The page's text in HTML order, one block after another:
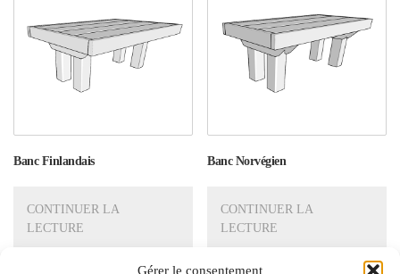
Gérer le consentement
Banc Finlandais
CONTINUER LA
LECTURE
Banc Norvégien
CONTINUER LA
LECTURE